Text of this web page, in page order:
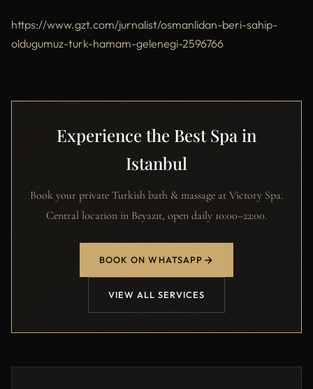
https://www.gzt.com/jurnalist/osmanlidan-beri-sahip-
oldugumuz-turk-hamam-gelenegi-2596766
Experience the Best Spa in
Istanbul
Book your private Turkish bath & massage at Victory Spa.
Central location in Beyazıt, open daily 10:00–22:00.
BOOK ON WHATSAPP
VIEW ALL SERVICES